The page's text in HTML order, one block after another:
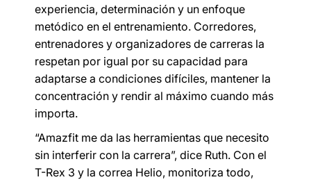
experiencia, determinación y un enfoque
metódico en el entrenamiento. Corredores,
entrenadores y organizadores de carreras la
respetan por igual por su capacidad para
adaptarse a condiciones difíciles, mantener la
concentración y rendir al máximo cuando más
importa.
“Amazfit me da las herramientas que necesito
sin interferir con la carrera”, dice Ruth. Con el
T-Rex 3 y la correa Helio, monitoriza todo,